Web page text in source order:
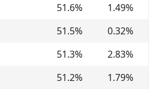
51.6% 1.49%
51.5% 0.32%
51.3% 2.83%
51.2% 1.79%